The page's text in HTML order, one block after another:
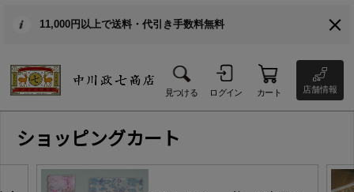
11,000円以上で送料・代引き手数料無料
見つける ログイン カート 店舗情報
ショッピングカート